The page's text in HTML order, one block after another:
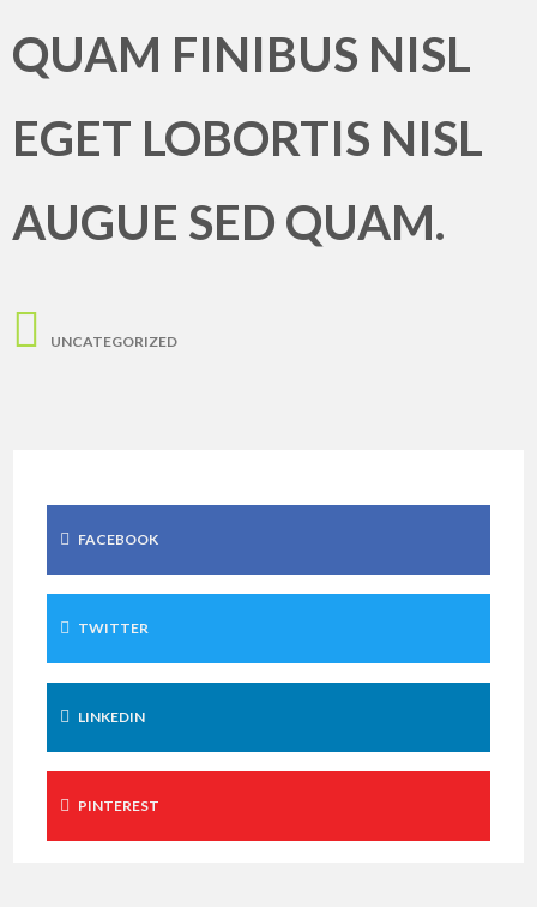
QUAM FINIBUS NISL
EGET LOBORTIS NISL
AUGUE SED QUAM.
UNCATEGORIZED
FACEBOOK
TWITTER
LINKEDIN
PINTEREST